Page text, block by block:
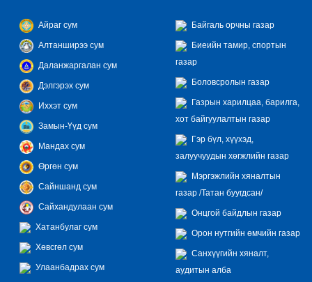
Айраг сум
Алтанширээ сум
Даланжаргалан сум
Дэлгэрэх сум
Иххэт сум
Замын-Үүд сум
Мандах сум
Өргөн сум
Сайншанд сум
Сайхандулаан сум
Хатанбулаг сум
Хөвсгөл сум
Улаанбадрах сум
Байгаль орчны газар
Биеийн тамир, спортын
газар
Боловсролын газар
Газрын харилцаа, барилга,
хот байгуулалтын газар
Гэр бүл, хүүхэд,
залуучуудын хөгжлийн газар
Мэргэжлийн хяналтын
газар /Татан буугдсан/
Онцгой байдлын газар
Орон нутгийн өмчийн газар
Санхүүгийн хяналт,
аудитын алба